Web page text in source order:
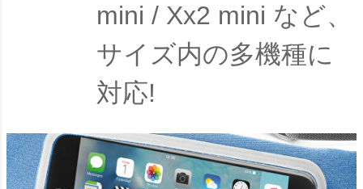
mini / Xx2 mini など、
サイズ内の多機種に
対応!